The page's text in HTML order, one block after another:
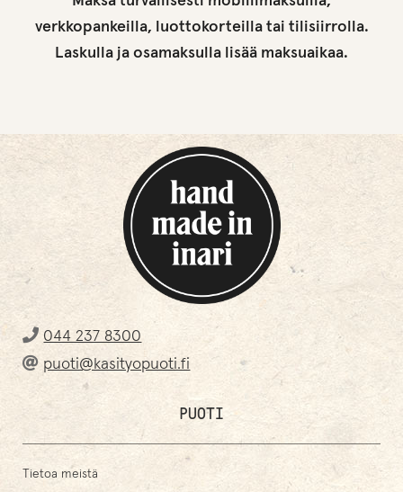
verkkopankeilla, luottokorteilla tai tilisiirrolla.
Laskulla ja osamaksulla lisää maksuaikaa.
044 237 8300
puoti@kasityopuoti.fi
PUOTI
Tietoa meistä